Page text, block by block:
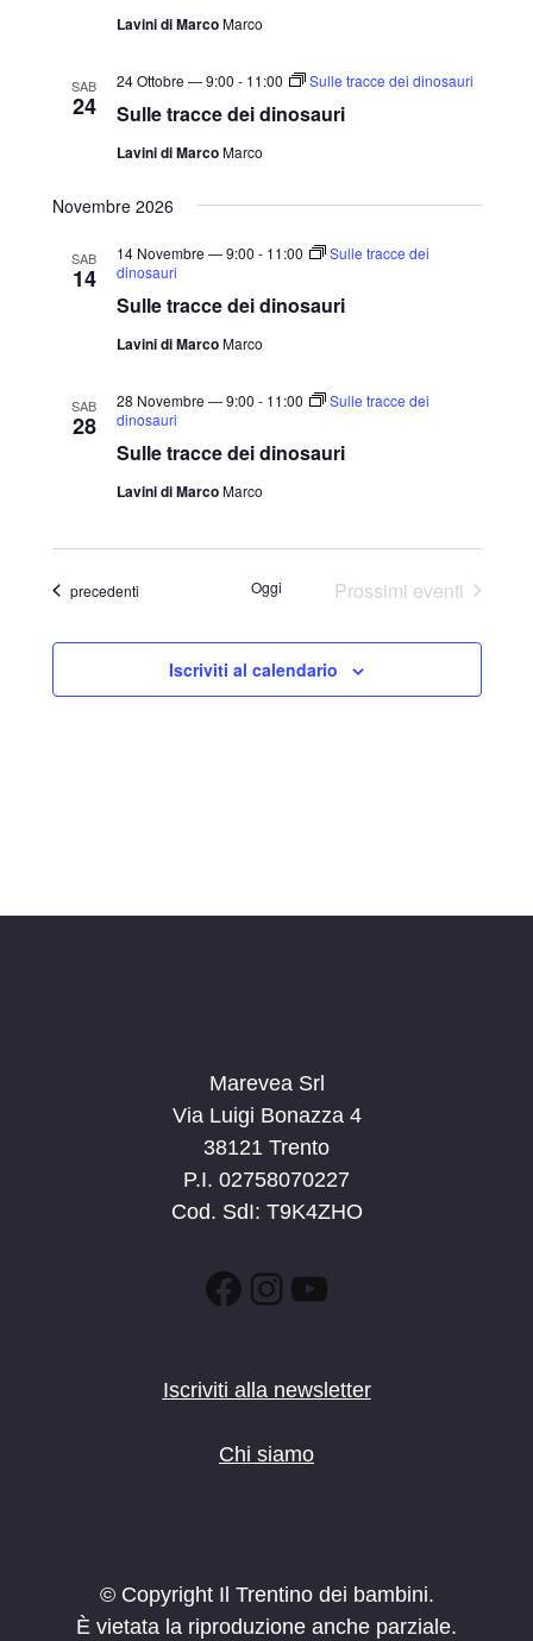
Lavini di MarcoMarco
SAB
24 Sulle tracce dei dinosauri
24 Ottobre — 9:00 - 11:00 Sulle tracce dei dinosauri
Lavini di MarcoMarco
Novembre 2026
SAB
14
Sulle tracce dei dinosauri
14 Novembre — 9:00 - 11:00
Sulle tracce dei
dinosauri
Lavini di MarcoMarco
SAB
28
Sulle tracce dei dinosauri
28 Novembre — 9:00 - 11:00
Sulle tracce dei
dinosauri
Lavini di MarcoMarco
Eventi
precedenti Oggi Prossimi eventi
Iscriviti al calendario
Marevea Srl
Via Luigi Bonazza 4
38121 Trento
P.I. 02758070227
Cod. SdI: T9K4ZHO
Facebook
Instagram
YouTube
Iscriviti alla newsletter
Chi siamo
© Copyright Il Trentino dei bambini.
È vietata la riproduzione anche parziale.